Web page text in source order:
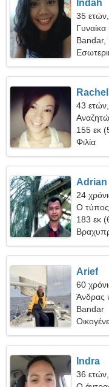
Indah
35
Γυναίκα
Bandar,
Rachel
43
Αναζητώ
155 εκ
Φιλία
Adrian
24
Ο τύπος
183 εκ
Arief
60
Άνδρας
Bandar
Indra
36